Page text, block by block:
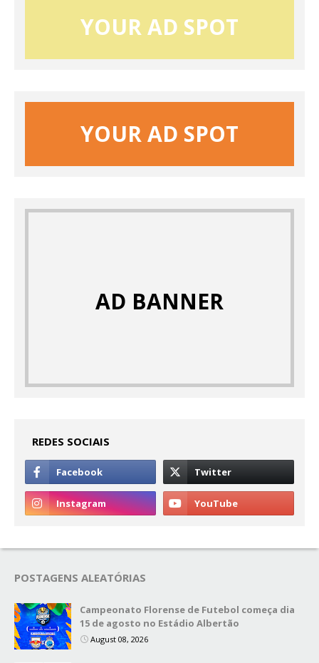
YOUR AD SPOT
YOUR AD SPOT
AD BANNER
REDES SOCIAIS
POSTAGENS ALEATÓRIAS
Campeonato Florense de Futebol começa dia
15 de agosto no Estádio Albertão
August 08, 2026